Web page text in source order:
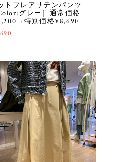
トフレアサテンパンツ
グレー］通常価格
特別価格¥8,690